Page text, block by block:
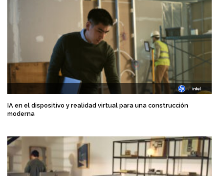
IA en el dispositivo y realidad virtual para una construcción
moderna